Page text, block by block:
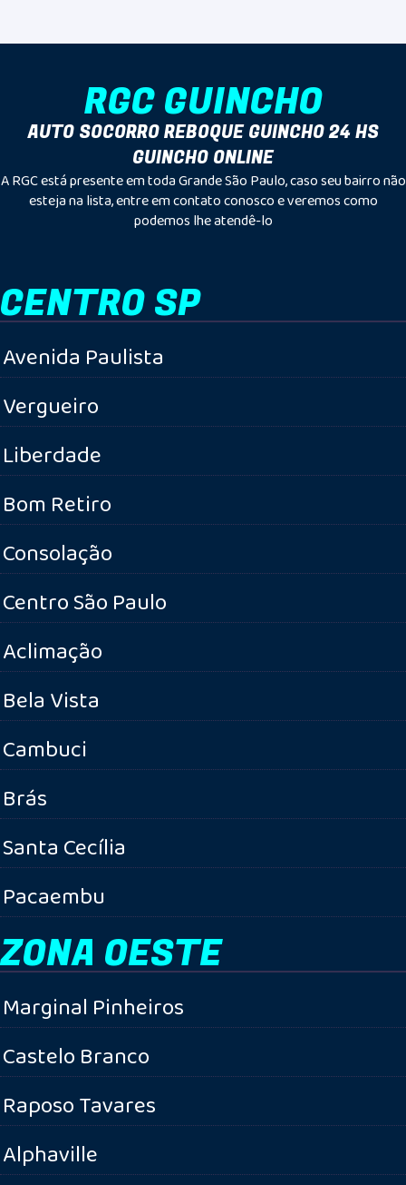
RGC GUINCHO
AUTO SOCORRO REBOQUE GUINCHO 24 HS
GUINCHO ONLINE
A RGC está presente em toda Grande São Paulo, caso seu bairro não
esteja na lista, entre em contato conosco e veremos como
podemos lhe atendê-lo
CENTRO SP
Avenida Paulista
Vergueiro
Liberdade
Bom Retiro
Consolação
Centro São Paulo
Aclimação
Bela Vista
Cambuci
Brás
Santa Cecília
Pacaembu
ZONA OESTE
Marginal Pinheiros
Castelo Branco
Raposo Tavares
Alphaville